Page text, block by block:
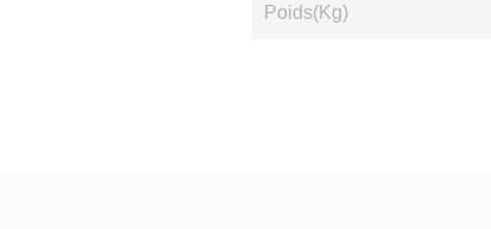
Poids(Kg)